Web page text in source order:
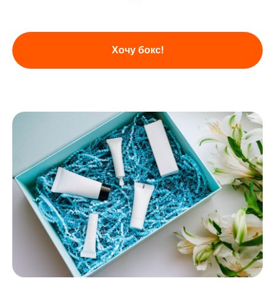
Хочу бокс!